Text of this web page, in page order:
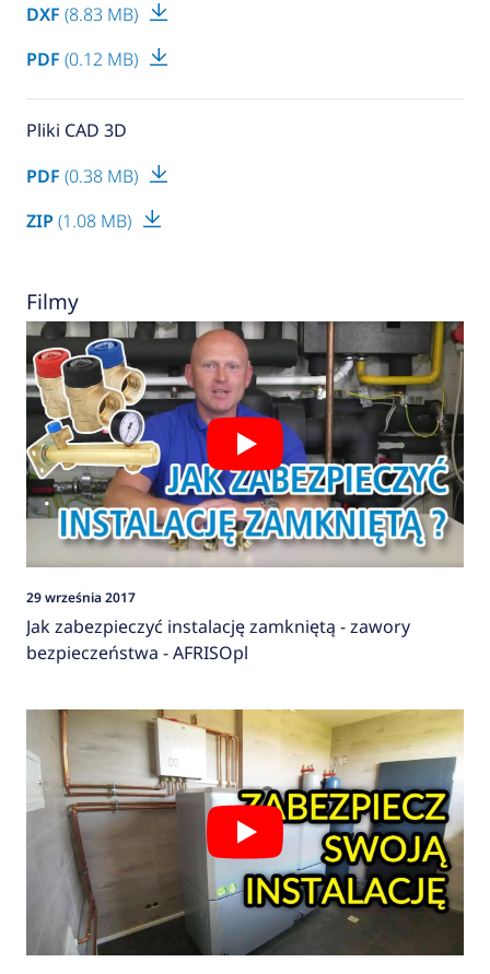
DXF (8.83 MB)
PDF (0.12 MB)
Pliki CAD 3D
PDF (0.38 MB)
ZIP (1.08 MB)
Filmy
29 września 2017
Jak zabezpieczyć instalację zamkniętą - zawory
bezpieczeństwa - AFRISOpl